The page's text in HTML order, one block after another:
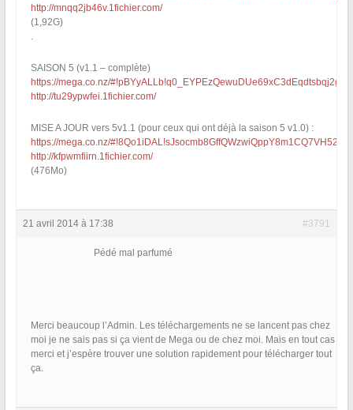
http://mnqq2jb46v.1fichier.com/
(1,92G)
.
SAISON 5 (v1.1 – complète)
https://mega.co.nz/
http://tu29ypwfei.1fichier.com/
MISE A JOUR vers 5v1.1 (pour ceux qui ont déjà la saison 5 v1.0) :
https://mega.co.nz/
http://kfpwmfiirn.1fichier.com/
(476Mo)
21 avril 2014 à 17:38 #3791
Pédé mal parfumé
Merci beaucoup l’Admin. Les téléchargements ne se lancent pas chez
moi je ne sais pas si ça vient de Mega ou de chez moi. Mais en tout cas
merci et j’espère trouver une solution rapidement pour télécharger tout
ça.